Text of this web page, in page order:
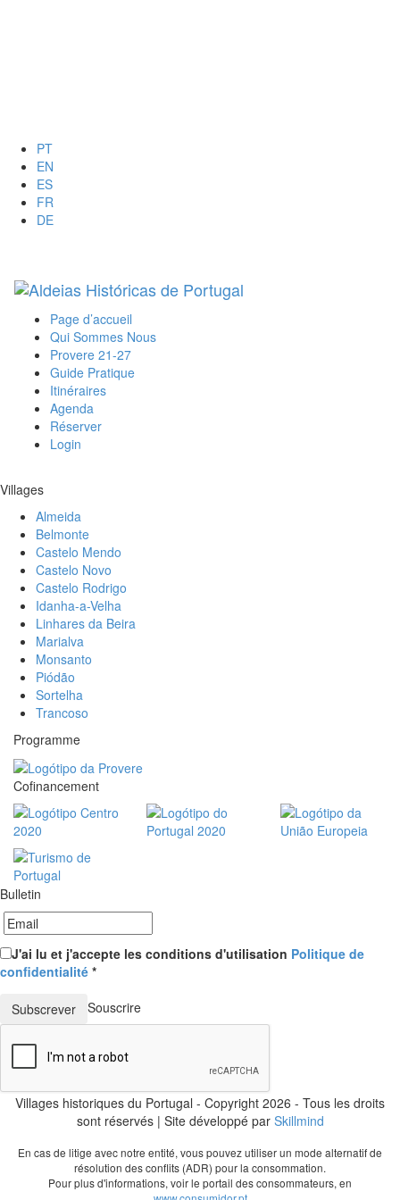
PT
EN
ES
FR
DE
Page d’accueil
Qui Sommes Nous
Provere 21-27
Guide Pratique
Itinéraires
Agenda
Réserver
Login
Villages
Almeida
Belmonte
Castelo Mendo
Castelo Novo
Castelo Rodrigo
Idanha-a-Velha
Linhares da Beira
Marialva
Monsanto
Piódão
Sortelha
Trancoso
Programme
Cofinancement
Bulletin
J'ai lu et j'accepte les conditions d'utilisation Politique de
confidentialité *
Souscrire
Villages historiques du Portugal - Copyright 2026 - Tous les droits
sont réservés | Site développé par Skillmind
En cas de litige avec notre entité, vous pouvez utiliser un mode alternatif de
résolution des conflits (ADR) pour la consommation.
Pour plus d'informations, voir le portail des consommateurs, en